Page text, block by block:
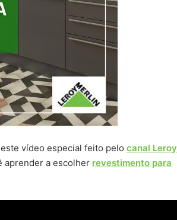
vídeo especial feito pelo canal Leroy
aprender a escolher revestimento para